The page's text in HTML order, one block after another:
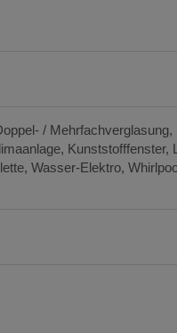
/ Mehrfachverglasung
Kunststofffenster
Wasser-Elektro